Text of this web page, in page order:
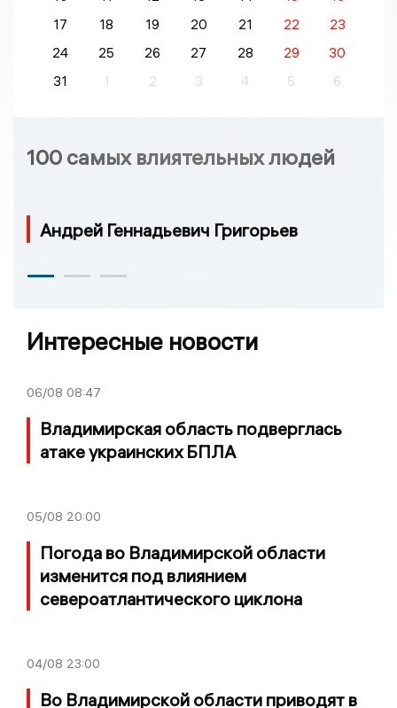
17
18 19 20 21 22
23
24
25 26 27 28 29
30
31
1 2 3 4 5 6
100 самых влиятельных людей
Андрей Геннадьевич Григорьев
Интересные новости
06/08 08:47
Владимирская область подверглась
атаке украинских БПЛА
05/08 20:00
Погода во Владимирской области
изменится под влиянием
североатлантического циклона
04/08 23:00
Во Владимирской области приводят в